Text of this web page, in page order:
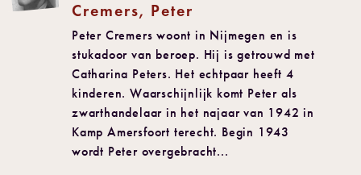
Cremers, Peter
Peter Cremers woont in Nijmegen en is
stukadoor van beroep. Hij is getrouwd met
Catharina Peters. Het echtpaar heeft 4
kinderen. Waarschijnlijk komt Peter als
zwarthandelaar in het najaar van 1942 in
Kamp Amersfoort terecht. Begin 1943
wordt Peter overgebracht...